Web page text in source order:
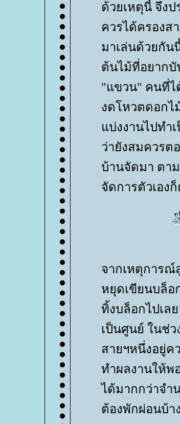
ด้วยเหตุนี้ จึง
ควรได้ครองส
มาเล่นด้วยกัน
ต้นไม้ที่อยากบั
"แขวน" คนที่ไ
งดโหวตดอกไ
บ่งงานไปทำเ
ว่ายังสมควรต
บ้านจัดมา ตา
จัดการตัวเอง
จากเหตุการณ์
หยุดเขียนบล็อ
ทิ้งบล็อกไปเล
เป็นศูนย์ ในช่
สายฯหนึ่งอยู่ค
ทำผลงานให้พ
ได้มากกว่าจำ
ต้องพักผ่อนบ้าง